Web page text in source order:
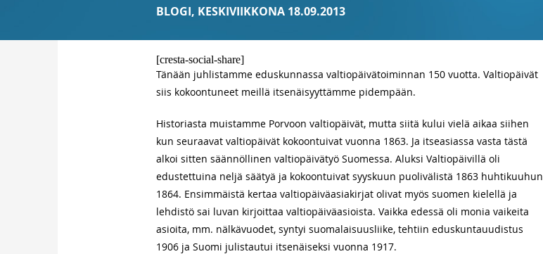
BLOGI, KESKIVIIKKONA 18.09.2013
[cresta-social-share]
Tänään juhlistamme eduskunnassa valtiopäivätoiminnan 150 vuotta. Valtiopäivät
siis kokoontuneet meillä itsenäisyyttämme pidempään.
Historiasta muistamme Porvoon valtiopäivät, mutta siitä kului vielä aikaa siihen
kun seuraavat valtiopäivät kokoontuivat vuonna 1863. Ja itseasiassa vasta tästä
alkoi sitten säännöllinen valtiopäivätyö Suomessa. Aluksi Valtiopäivillä oli
edustettuina neljä säätyä ja kokoontuivat syyskuun puolivälistä 1863 huhtikuuhun
1864. Ensimmäistä kertaa valtiopäiväasiakirjat olivat myös suomen kielellä ja
lehdistö sai luvan kirjoittaa valtiopäiväasioista. Vaikka edessä oli monia vaikeita
asioita, mm. nälkävuodet, syntyi suomalaisuusliike, tehtiin eduskuntauudistus
1906 ja Suomi julistautui itsenäiseksi vuonna 1917.